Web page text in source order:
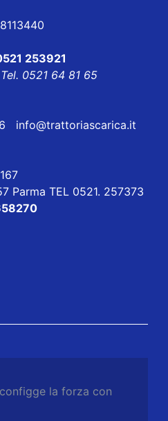
253921
0521 64 81 65
info@trattoriascarica.it
Parma TEL 0521. 257373
la forza con